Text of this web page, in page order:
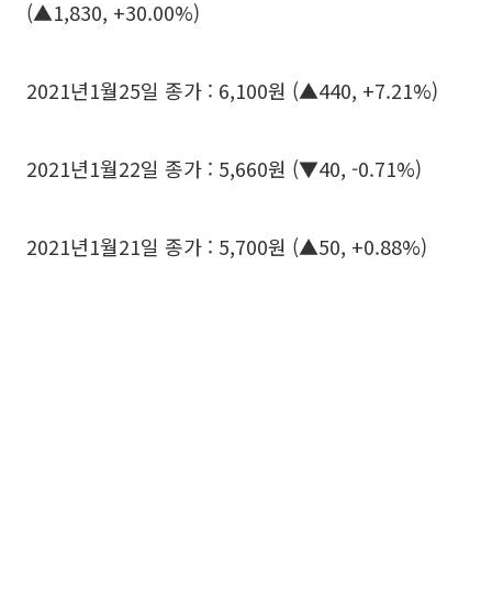
(▲1,830, +30.00%)
2021년1월25일 종가 : 6,100원 (▲440, +7.21%)
2021년1월22일 종가 : 5,660원 (▼40, -0.71%)
2021년1월21일 종가 : 5,700원 (▲50, +0.88%)